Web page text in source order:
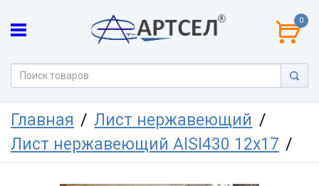
0
Главная
Лист нержавеющий
Лист нержавеющий AISI430 12х17